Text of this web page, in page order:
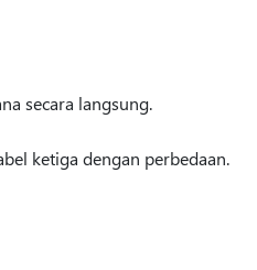
secara langsung.
ketiga dengan perbedaan.